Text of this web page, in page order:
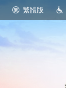
繁體版